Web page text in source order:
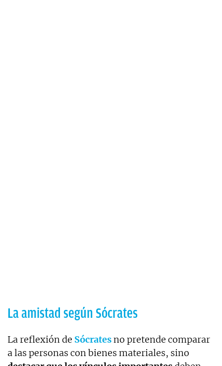
La amistad según Sócrates
La reflexión de Sócratesno pretende comparar
a las personas con bienes materiales, sino